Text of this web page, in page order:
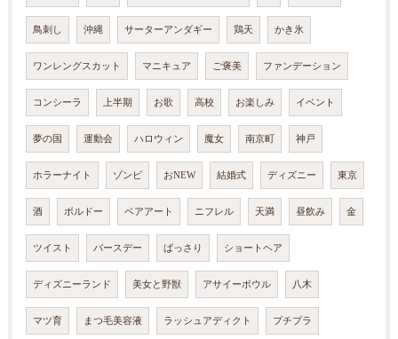
鳥刺し 沖縄 サーターアンダギー 鶏天 かき氷
ワンレングスカット マニキュア ご褒美 ファンデーション
コンシーラ 上半期 お歌 高校 お楽しみ イベント
夢の国 運動会 ハロウィン 魔女 南京町 神戸
ホラーナイト ゾンビ おNEW 結婚式 ディズニー 東京
酒 ボルドー ベアアート ニフレル 天満 昼飲み 金
ツイスト バースデー ばっさり ショートヘア
ディズニーランド 美女と野獣 アサイーボウル 八木
マツ育 まつ毛美容液 ラッシュアディクト プチプラ